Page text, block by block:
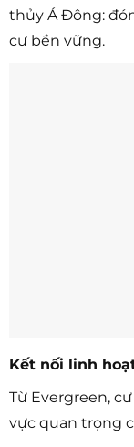
thủy Á Đông:
cư bền vững.
Kết nối linh
Từ Evergreen,
vực quan trọng